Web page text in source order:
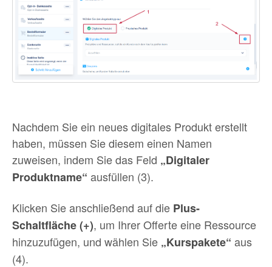
Nachdem Sie ein neues digitales Produkt erstellt
haben, müssen Sie diesem einen Namen
zuweisen, indem Sie das Feld „Digitaler
Produktname“ ausfüllen (3).
Klicken Sie anschließend auf die Plus-
Schaltfläche (+), um Ihrer Offerte eine Ressource
hinzuzufügen, und wählen Sie „Kurspakete“ aus
(4).